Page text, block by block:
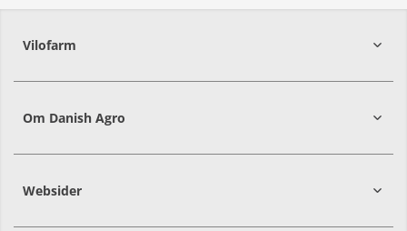
Vilofarm
Om Danish Agro
Websider